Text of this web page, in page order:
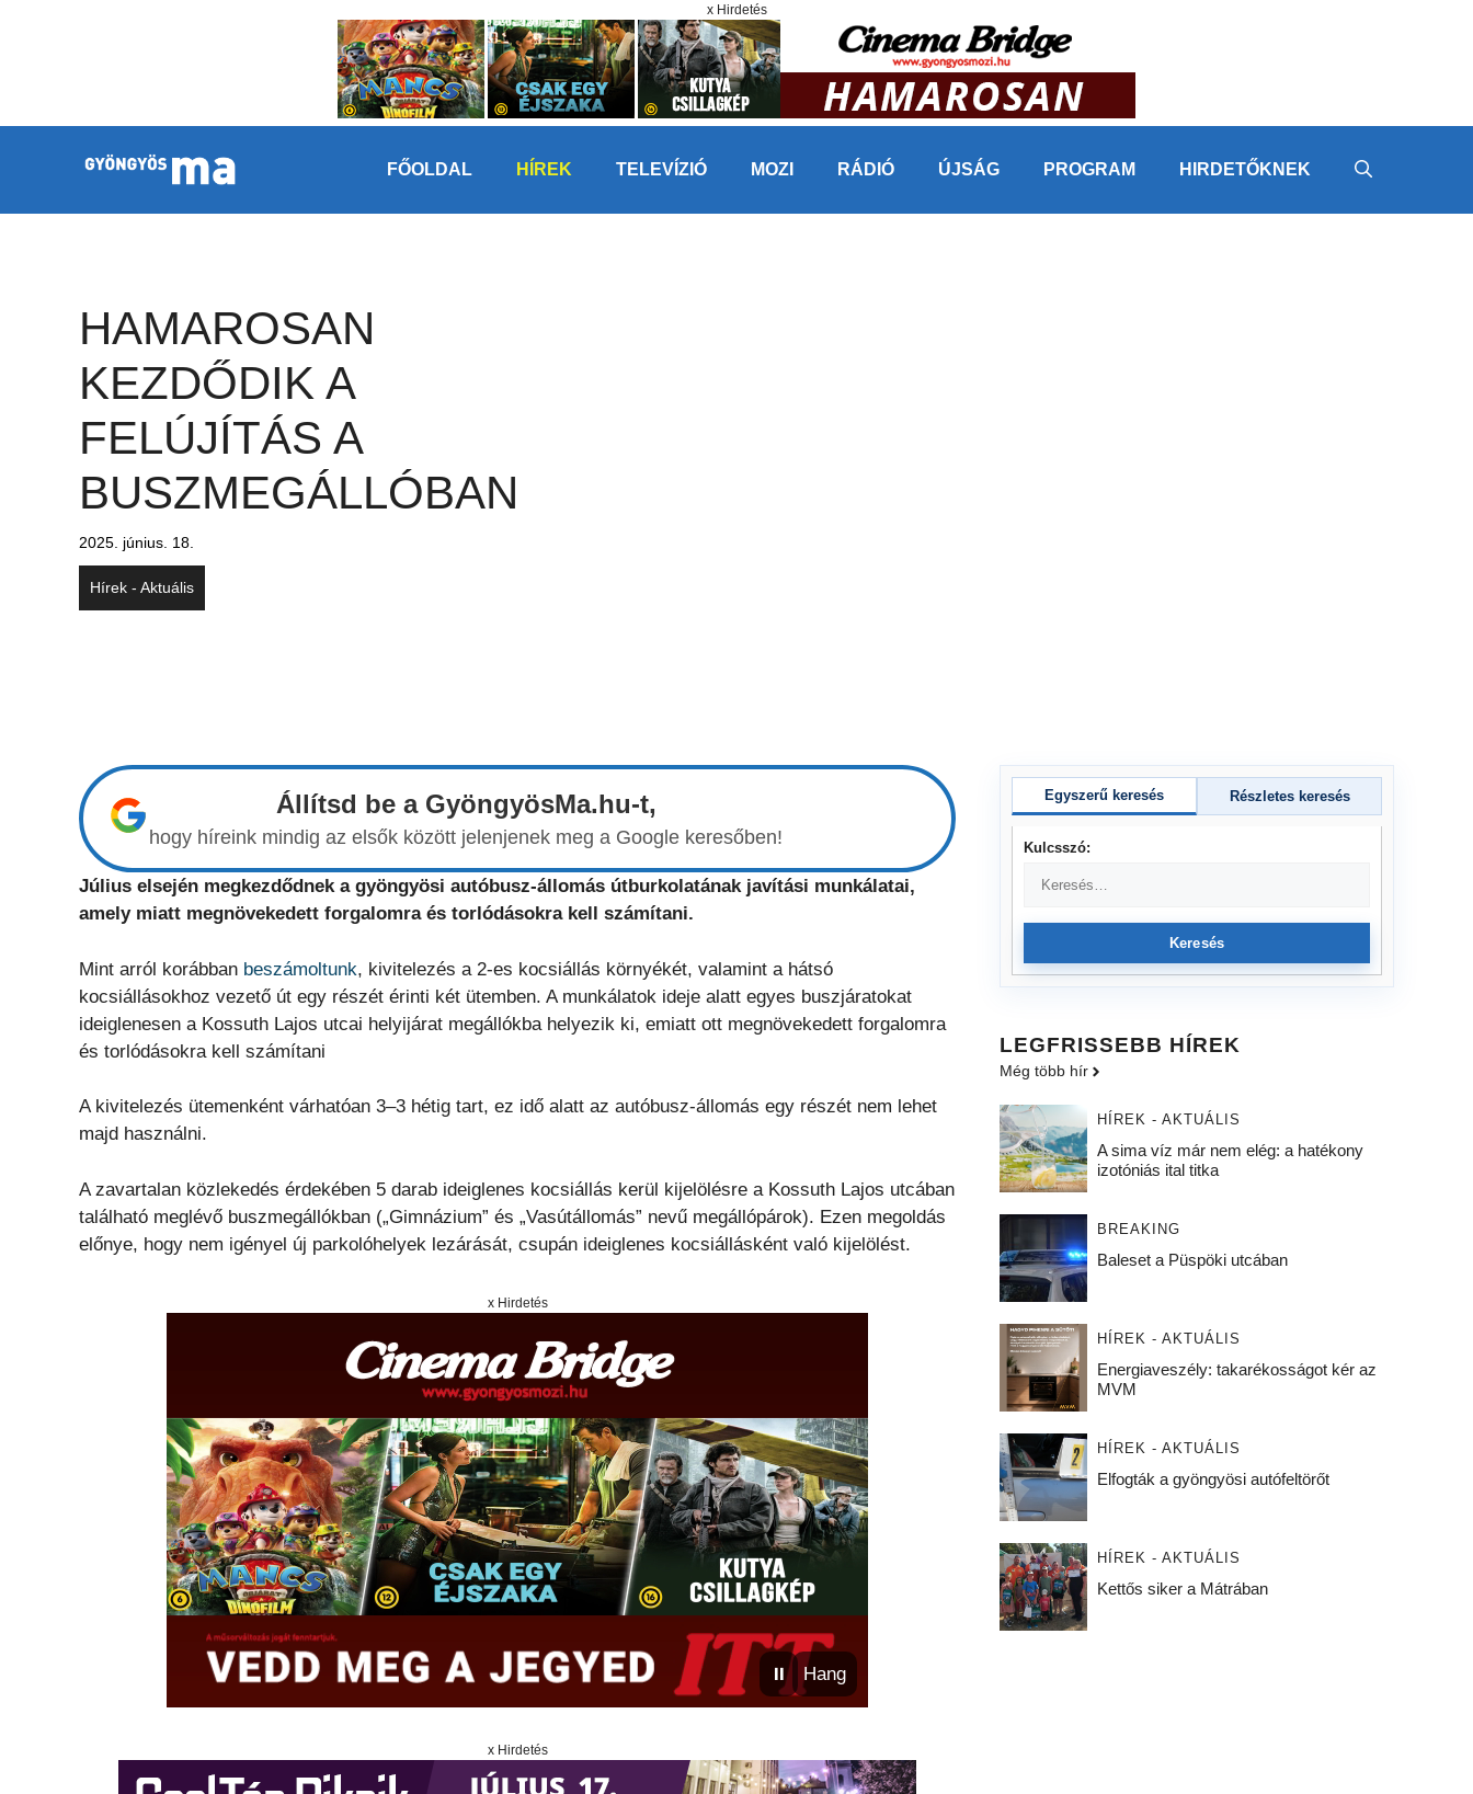
x Hirdetés
FŐOLDAL HÍREK TELEVÍZIÓ MOZI RÁDIÓ ÚJSÁG PROGRAM HIRDETŐKNEK
HAMAROSAN
KEZDŐDIK A
FELÚJÍTÁS A
BUSZMEGÁLLÓBAN
2025. június. 18.
Hírek - Aktuális
Állítsd be a GyöngyösMa.hu-t,
hogy híreink mindig az elsők között jelenjenek meg a Google keresőben!
Július elsején megkezdődnek a gyöngyösi autóbusz-állomás útburkolatának javítási munkálatai,
amely miatt megnövekedett forgalomra és torlódásokra kell számítani.
Mint arról korábban beszámoltunk, kivitelezés a 2-es kocsiállás környékét, valamint a hátsó
kocsiállásokhoz vezető út egy részét érinti két ütemben. A munkálatok ideje alatt egyes buszjáratokat
ideiglenesen a Kossuth Lajos utcai helyijárat megállókba helyezik ki, emiatt ott megnövekedett forgalomra
és torlódásokra kell számítani
A kivitelezés ütemenként várhatóan 3–3 hétig tart, ez idő alatt az autóbusz-állomás egy részét nem lehet
majd használni.
A zavartalan közlekedés érdekében 5 darab ideiglenes kocsiállás kerül kijelölésre a Kossuth Lajos utcában
található meglévő buszmegállókban („Gimnázium” és „Vasútállomás” nevű megállópárok). Ezen megoldás
előnye, hogy nem igényel új parkolóhelyek lezárását, csupán ideiglenes kocsiállásként való kijelölést.
x Hirdetés
⏸ Hang
x Hirdetés
Egyszerű keresés Részletes keresés
Kulcsszó:
Keresés
LEGFRISSEBB HÍREK
Még több hír
HÍREK - AKTUÁLIS
A sima víz már nem elég: a hatékony
izotóniás ital titka
BREAKING
Baleset a Püspöki utcában
HÍREK - AKTUÁLIS
Energiaveszély: takarékosságot kér az
MVM
HÍREK - AKTUÁLIS
Elfogták a gyöngyösi autófeltörőt
HÍREK - AKTUÁLIS
Kettős siker a Mátrában